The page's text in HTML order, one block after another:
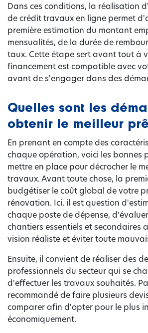
Dans ces conditions, la réalisation
de crédit travaux en ligne permet
première estimation du montant
mensualités, de la durée de
taux. Cette étape sert avant tout à
financement est compatible avec
avant de s'engager dans des
Quelles sont les
obtenir le meilleur
En prenant en compte des
chaque opération, voici les bonnes
mettre en place pour décrocher le
travaux. Avant toute chose, la
budgétiser le coût global de votre
rénovation. Ici, il est question
chaque poste de dépense,
chantiers essentiels et secondaires
vision réaliste et éviter toute
Ensuite, il convient de réaliser des
professionnels du secteur qui se
d'effectuer les travaux souhaités.
recommandé de faire plusieurs
comparer afin d'opter pour le plus
économiquement.